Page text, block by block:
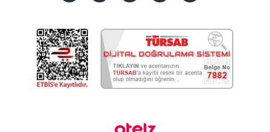
İşlem rehberi
Koşullar ve şartlar
Aydınlatma metni